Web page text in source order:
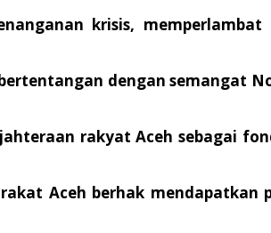
krisis,
dengan semangat
rakyat Aceh sebagai
Aceh berhak mendapatkan